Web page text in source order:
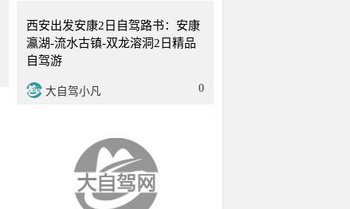
西安出发安康2日自驾路书：安康
瀛湖-流水古镇-双龙溶洞2日精品
自驾游
大自驾小凡 0